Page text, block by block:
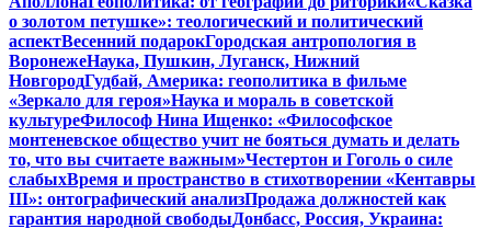
о золотом петушке»: теологический и политический
аспектВесенний подарокГородская антропология в
ВоронежеНаука, Пушкин, Луганск, Нижний
НовгородГудбай, Америка: геополитика в фильме
«Зеркало для героя»Наука и мораль в советской
культуреФилософ Нина Ищенко: «Философское
монтеневское общество учит не бояться думать и делать
то, что вы считаете важным»Честертон и Гоголь о силе
слабыхВремя и пространство в стихотворении «Кентавры
III»: онтографический анализПродажа должностей как
гарантия народной свободыДонбасс, Россия, Украина: